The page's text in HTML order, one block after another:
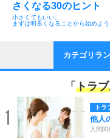
さくなる30のヒント
小さくてもいい。
まずは明るくなることから始めよう
カテゴリラ
「 トラ
1 トラ
他人
人間